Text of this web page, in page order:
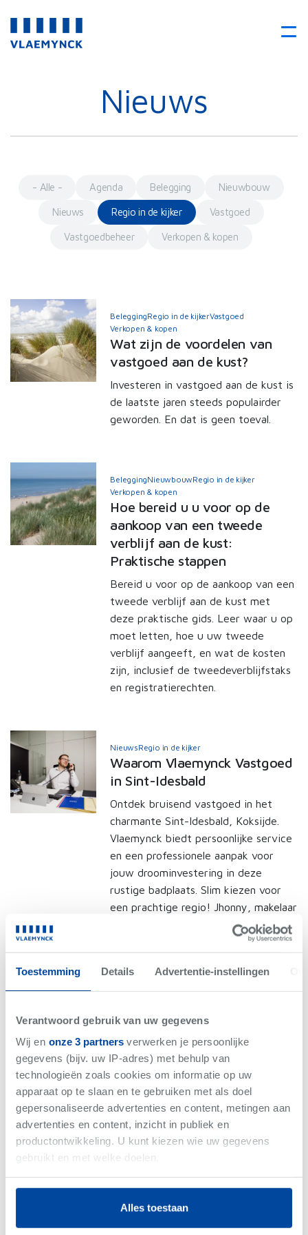
Toestemming Details Advertentie-instellingen
Verantwoord gebruik van uw gegevens
Wij en onze 3 partnersverwerken je persoonlijke
gegevens (bijv. uw IP-adres) met behulp van
technologieën zoals cookies om informatie op uw
apparaat op te slaan en te gebruiken met als doel
gepersonaliseerde advertenties en content, metingen aan
advertenties en content, inzicht in publiek en
productontwikkeling. U kunt kiezen wie uw gegevens
gebruikt en met welke doelen.
Als u het toestaat, willen we ook graag:
Informatie verzamelen over uw geografische
locatie, die tot een paar meter nauwkeurig kan zijn
Alles toestaan
Nieuws
- Alle - Agenda Belegging Nieuwbouw
Nieuws Regio in de kijker Vastgoed
Vastgoedbeheer Verkopen & kopen
BeleggingRegio in de kijkerVastgoed
Verkopen & kopen
Wat zijn de voordelen van
vastgoed aan de kust?
Investeren in vastgoed aan de kust is
de laatste jaren steeds populairder
geworden. En dat is geen toeval.
BeleggingNieuwbouwRegio in de kijker
Verkopen & kopen
Hoe bereid u u voor op de
aankoop van een tweede
verblijf aan de kust:
Praktische stappen
Bereid u voor op de aankoop van een
tweede verblijf aan de kust met
deze praktische gids. Leer waar u op
moet letten, hoe u uw tweede
verblijf aangeeft, en wat de kosten
zijn, inclusief de tweedeverblijfstaks
en registratierechten.
NieuwsRegio in de kijker
Waarom Vlaemynck Vastgoed
in Sint-Idesbald
Ontdek bruisend vastgoed in het
charmante Sint-Idesbald, Koksijde.
Vlaemynck biedt persoonlijke service
en een professionele aanpak voor
jouw droominvestering in deze
rustige badplaats. Slim kiezen voor
een prachtige regio! Jhonny, makelaar
vastgoedkantoor Sint-Idesbald, aan
Nieuwpoort: goed, beter, best
aan de Belgische westkust
Nieuwpoort is een aangename,
aantrekkelijke badplaats aan de
Belgische kust. Charmant, en
natuurlijk ook veel meer. Nieuwpoort
is een betaalbare, uitstekende stek
om een 2e verblijf te bezitten én een
allround leuke locatie aan zee. Mét
een pak troeven. Maak kennis met